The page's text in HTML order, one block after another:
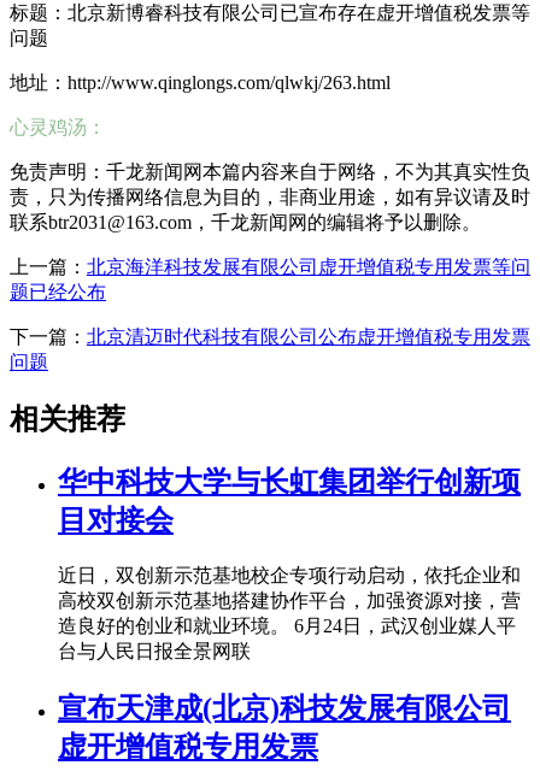
标题：北京新博睿科技有限公司已宣布存在虚开增值税发票等
问题
地址：http://www.qinglongs.com/qlwkj/263.html
心灵鸡汤：
免责声明：千龙新闻网本篇内容来自于网络，不为其真实性负
责，只为传播网络信息为目的，非商业用途，如有异议请及时
联系btr2031@163.com，千龙新闻网的编辑将予以删除。
上一篇： 北京海洋科技发展有限公司虚开增值税专用发票等问
题已经公布
下一篇： 北京清迈时代科技有限公司公布虚开增值税专用发票
问题
相关推荐
华中科技大学与长虹集团举行创新项
目对接会
近日，双创新示范基地校企专项行动启动，依托企业和
高校双创新示范基地搭建协作平台，加强资源对接，营
造良好的创业和就业环境。 6月24日，武汉创业媒人平
台与人民日报全景网联
宣布天津成(北京)科技发展有限公司
虚开增值税专用发票